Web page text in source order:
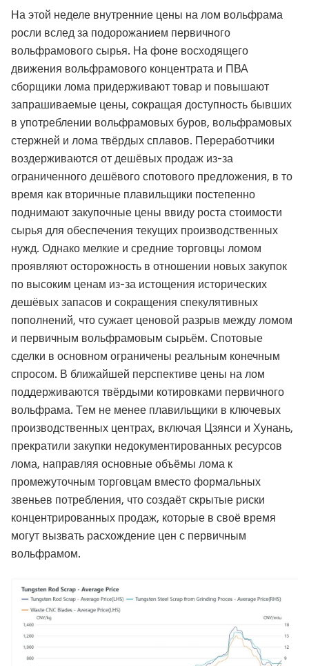
На этой неделе внутренние цены на лом вольфрама
росли вслед за подорожанием первичного
вольфрамового сырья. На фоне восходящего
движения вольфрамового концентрата и ПВА
сборщики лома придерживают товар и повышают
запрашиваемые цены, сокращая доступность бывших
в употреблении вольфрамовых буров, вольфрамовых
стержней и лома твёрдых сплавов. Переработчики
воздерживаются от дешёвых продаж из-за
ограниченного дешёвого спотового предложения, в то
время как вторичные плавильщики постепенно
поднимают закупочные цены ввиду роста стоимости
сырья для обеспечения текущих производственных
нужд. Однако мелкие и средние торговцы ломом
проявляют осторожность в отношении новых закупок
по высоким ценам из-за истощения исторических
дешёвых запасов и сокращения спекулятивных
пополнений, что сужает ценовой разрыв между ломом
и первичным вольфрамовым сырьём. Спотовые
сделки в основном ограничены реальным конечным
спросом. В ближайшей перспективе цены на лом
поддерживаются твёрдыми котировками первичного
вольфрама. Тем не менее плавильщики в ключевых
производственных центрах, включая Цзянси и Хунань,
прекратили закупки недокументированных ресурсов
лома, направляя основные объёмы лома к
промежуточным торговцам вместо формальных
звеньев потребления, что создаёт скрытые риски
концентрированных продаж, которые в своё время
могут вызвать расхождение цен с первичным
вольфрамом.